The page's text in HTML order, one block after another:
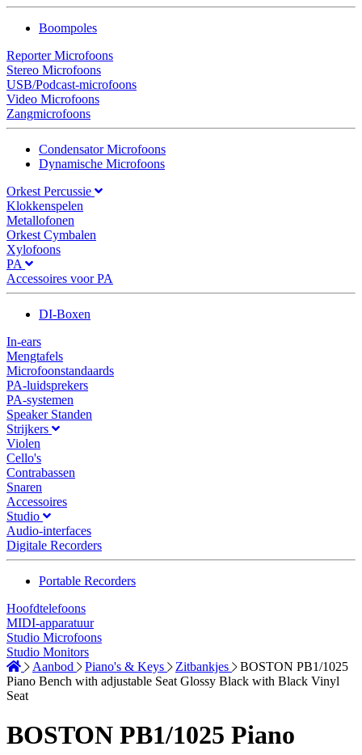
Boompoles
Reporter Microfoons
Stereo Microfoons
USB/Podcast-microfoons
Video Microfoons
Zangmicrofoons
Condensator Microfoons
Dynamische Microfoons
Orkest Percussie
Klokkenspelen
Metallofonen
Orkest Cymbalen
Xylofoons
PA
Accessoires voor PA
DI-Boxen
In-ears
Mengtafels
Microfoonstandaards
PA-luidsprekers
PA-systemen
Speaker Standen
Strijkers
Violen
Cello's
Contrabassen
Snaren
Accessoires
Studio
Audio-interfaces
Digitale Recorders
Portable Recorders
Hoofdtelefoons
MIDI-apparatuur
Studio Microfoons
Studio Monitors
Aanbod
Piano's & Keys Zitbankjes
BOSTON PB1/1025
Piano Bench with adjustable Seat Glossy Black with Black Vinyl
Seat
BOSTON PB1/1025 Piano